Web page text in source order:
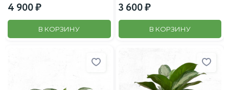
4 900
В КОРЗИНУ
3 600
В КОРЗИНУ